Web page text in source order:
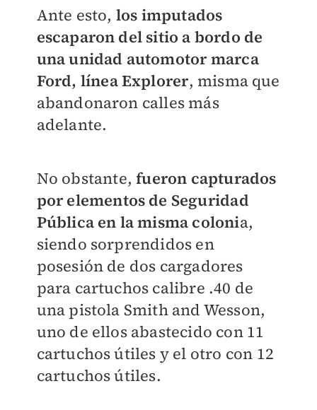
Ante esto, los imputados
escaparon del sitio a bordo de
una unidad automotor marca
Ford, línea Explorer, misma que
abandonaron calles más
adelante.
No obstante,fueron capturados
por elementos de Seguridad
Pública en la misma colonia,
siendo sorprendidos en
posesión de dos cargadores
para cartuchos calibre .40 de
una pistola Smith and Wesson,
uno de ellos abastecido con 11
cartuchos útiles y el otro con 12
cartuchos útiles.